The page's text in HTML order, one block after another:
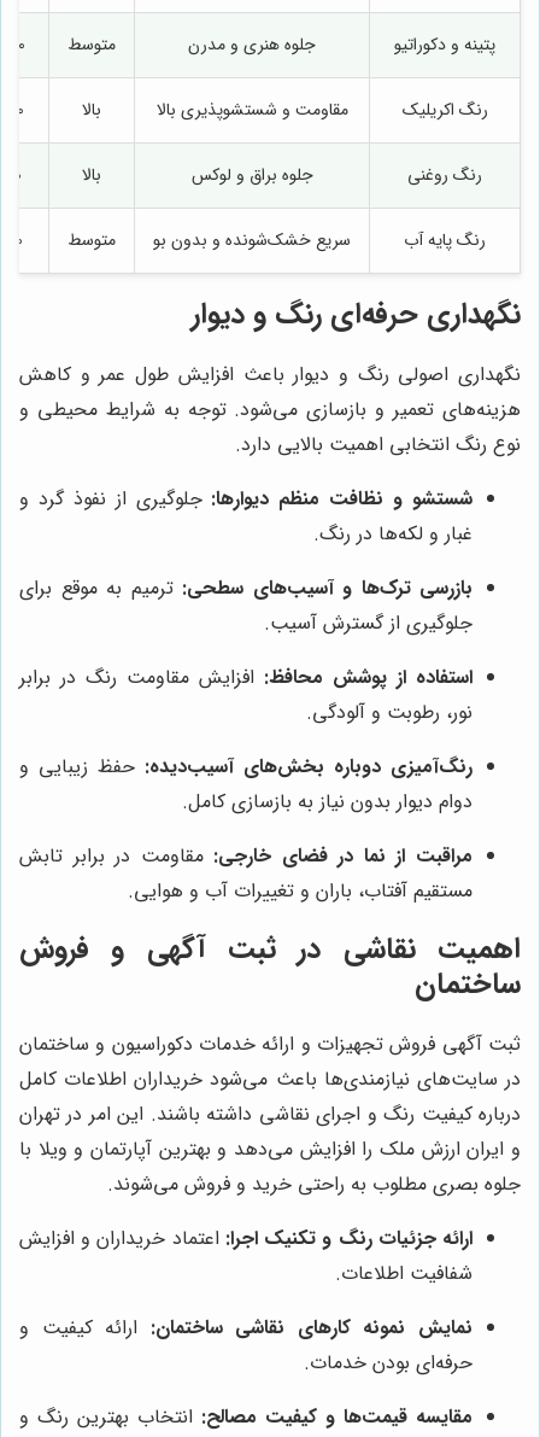
پتینه و دکوراتیو جلوه هنری و مدرن متوسط 500 الی 1,200
رنگ اکریلیک مقاومت و شستشوپذیری بالا بالا 350 الی
رنگ روغنی جلوه براق و لوکس بالا 500 الی
رنگ پایه آب سریع خشک‌شونده و بدون بو متوسط 300 الی
نگهداری حرفه‌ای رنگ و دیوار
نگهداری اصولی رنگ و دیوار باعث افزایش طول عمر و کاهش
هزینه‌های تعمیر و بازسازی می‌شود. توجه به شرایط محیطی و
نوع رنگ انتخابی اهمیت بالایی دارد.
شستشو و نظافت منظم دیوارها: جلوگیری از نفوذ گرد و
غبار و لکه‌ها در رنگ.
بازرسی ترک‌ها و آسیب‌های سطحی: ترمیم به موقع برای
جلوگیری از گسترش آسیب.
استفاده از پوشش محافظ: افزایش مقاومت رنگ در برابر
نور، رطوبت و آلودگی.
رنگ‌آمیزی دوباره بخش‌های آسیب‌دیده: حفظ زیبایی و
دوام دیوار بدون نیاز به بازسازی کامل.
مراقبت از نما در فضای خارجی: مقاومت در برابر تابش
مستقیم آفتاب، باران و تغییرات آب و هوایی.
اهمیت نقاشی در ثبت آگهی و فروش
ساختمان
ثبت آگهی فروش تجهیزات و ارائه خدمات دکوراسیون و ساختمان
در سایت‌های نیازمندی‌ها باعث می‌شود خریداران اطلاعات کامل
درباره کیفیت رنگ و اجرای نقاشی داشته باشند. این امر در تهران
و ایران ارزش ملک را افزایش می‌دهد و بهترین آپارتمان و ویلا با
جلوه بصری مطلوب به راحتی خرید و فروش می‌شوند.
ارائه جزئیات رنگ و تکنیک اجرا: اعتماد خریداران و افزایش
شفافیت اطلاعات.
نمایش نمونه کارهای نقاشی ساختمان: ارائه کیفیت و
حرفه‌ای بودن خدمات.
مقایسه قیمت‌ها و کیفیت مصالح: انتخاب بهترین رنگ و